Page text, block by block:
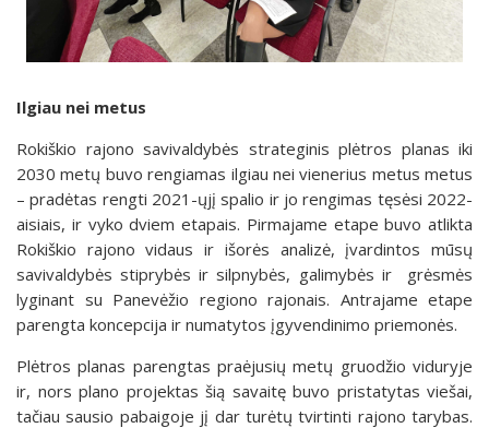
Ilgiau nei metus
Rokiškio rajono savivaldybės strateginis plėtros planas iki
2030 metų buvo rengiamas ilgiau nei vienerius metus metus
– pradėtas rengti 2021-ųjį spalio ir jo rengimas tęsėsi 2022-
aisiais, ir vyko dviem etapais. Pirmajame etape buvo atlikta
Rokiškio rajono vidaus ir išorės analizė, įvardintos mūsų
savivaldybės stiprybės ir silpnybės, galimybės ir grėsmės
lyginant su Panevėžio regiono rajonais. Antrajame etape
parengta koncepcija ir numatytos įgyvendinimo priemonės.
Plėtros planas parengtas praėjusių metų gruodžio viduryje
ir, nors plano projektas šią savaitę buvo pristatytas viešai,
tačiau sausio pabaigoje jį dar turėtų tvirtinti rajono tarybas.